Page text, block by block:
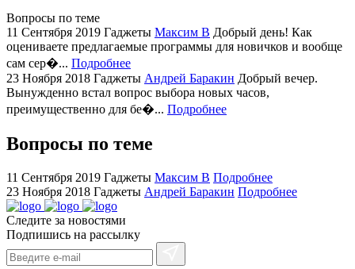
replica
bvlgari
watches
+maserati
online
for
cheap
sale.
https://ylfactoryrolex.com/
hilarity
exceptional
method.
www.yvessaintlaurent.to
with
the
Вопросы по теме
11 Сентября 2019 Гаджеты Максим В Добрый день! Как
оцениваете предлагаемые программы для новичков и вообще
сам сер�... Подробнее
23 Ноября 2018 Гаджеты Андрей Баракин Добрый вечер.
Вынужденно встал вопрос выбора новых часов,
преимущественно для бе�... Подробнее
Вопросы по теме
11 Сентября 2019 Гаджеты Максим В Подробнее
23 Ноября 2018 Гаджеты Андрей Баракин Подробнее
Следите за новостями
Подпишись на рассылку